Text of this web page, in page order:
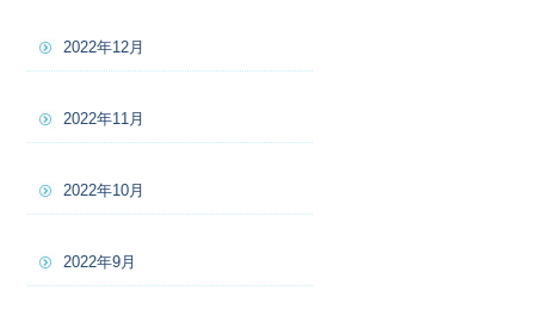
2022年12月
2022年11月
2022年10月
2022年9月